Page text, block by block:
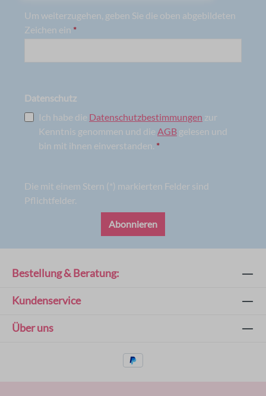
Um weiterzugehen, geben Sie die oben abgebildeten
Zeichen ein *
Datenschutz
Ich habe die Datenschutzbestimmungen zur
Kenntnis genommen und die AGB gelesen und
bin mit ihnen einverstanden. *
Die mit einem Stern (*) markierten Felder sind
Pflichtfelder.
Abonnieren
Bestellung & Beratung:
Kundenservice
Über uns